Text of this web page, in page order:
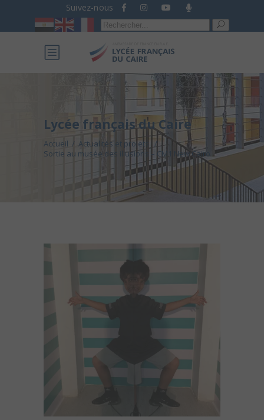
Suivez-nous
Recherche
pour :
Lycée français du Caire
Accueil / Actualités et projets
/
Sortie au musée des illusions – CM1 New Cairo